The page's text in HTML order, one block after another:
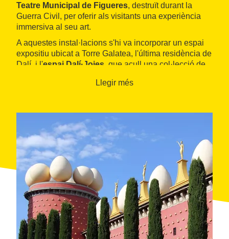
Teatre Municipal de Figueres, destruït durant la
Guerra Civil, per oferir als visitants una experiència
immersiva al seu art.
A aquestes instal·lacions s'hi va incorporar un espai
expositiu ubicat a Torre Galatea, l'última residència de
Dalí, i l'espai Dalí·Joies , que acull una col·lecció de
entre 1941 i 1970, acompanyades d'una vintena de
Llegir més